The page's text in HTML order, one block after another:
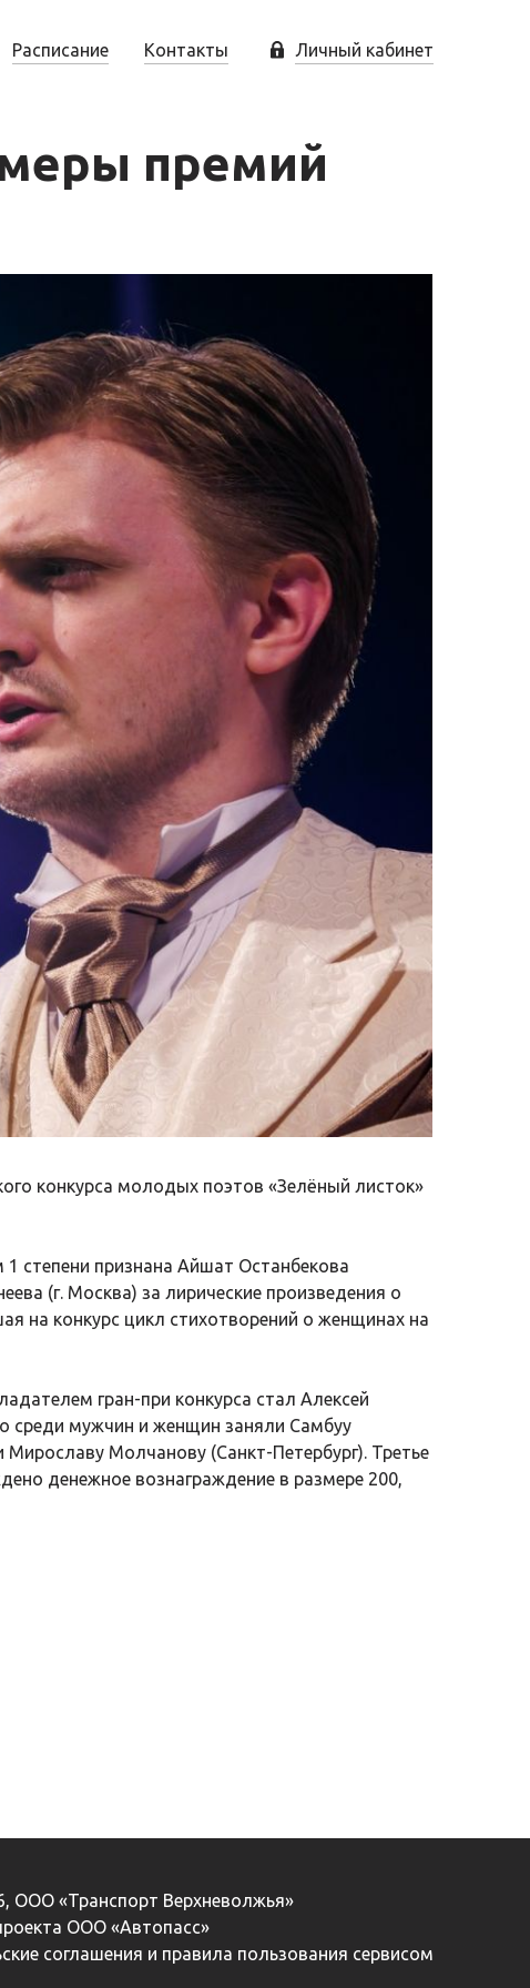
Расписание Контакты Личный кабинет
премий
конкурса молодых поэтов «Зелёный листок»
степени признана Айшат Останбекова
(г. Москва) за лирические произведения о
на конкурс цикл стихотворений о женщинах на
гран-при конкурса стал Алексей
среди мужчин и женщин заняли Самбуу
Молчанову (Санкт-Петербург). Третье
денежное вознаграждение в размере 200,
ООО «Транспорт Верхневолжья»
ООО «Автопасс»
соглашения и правила пользования сервисом